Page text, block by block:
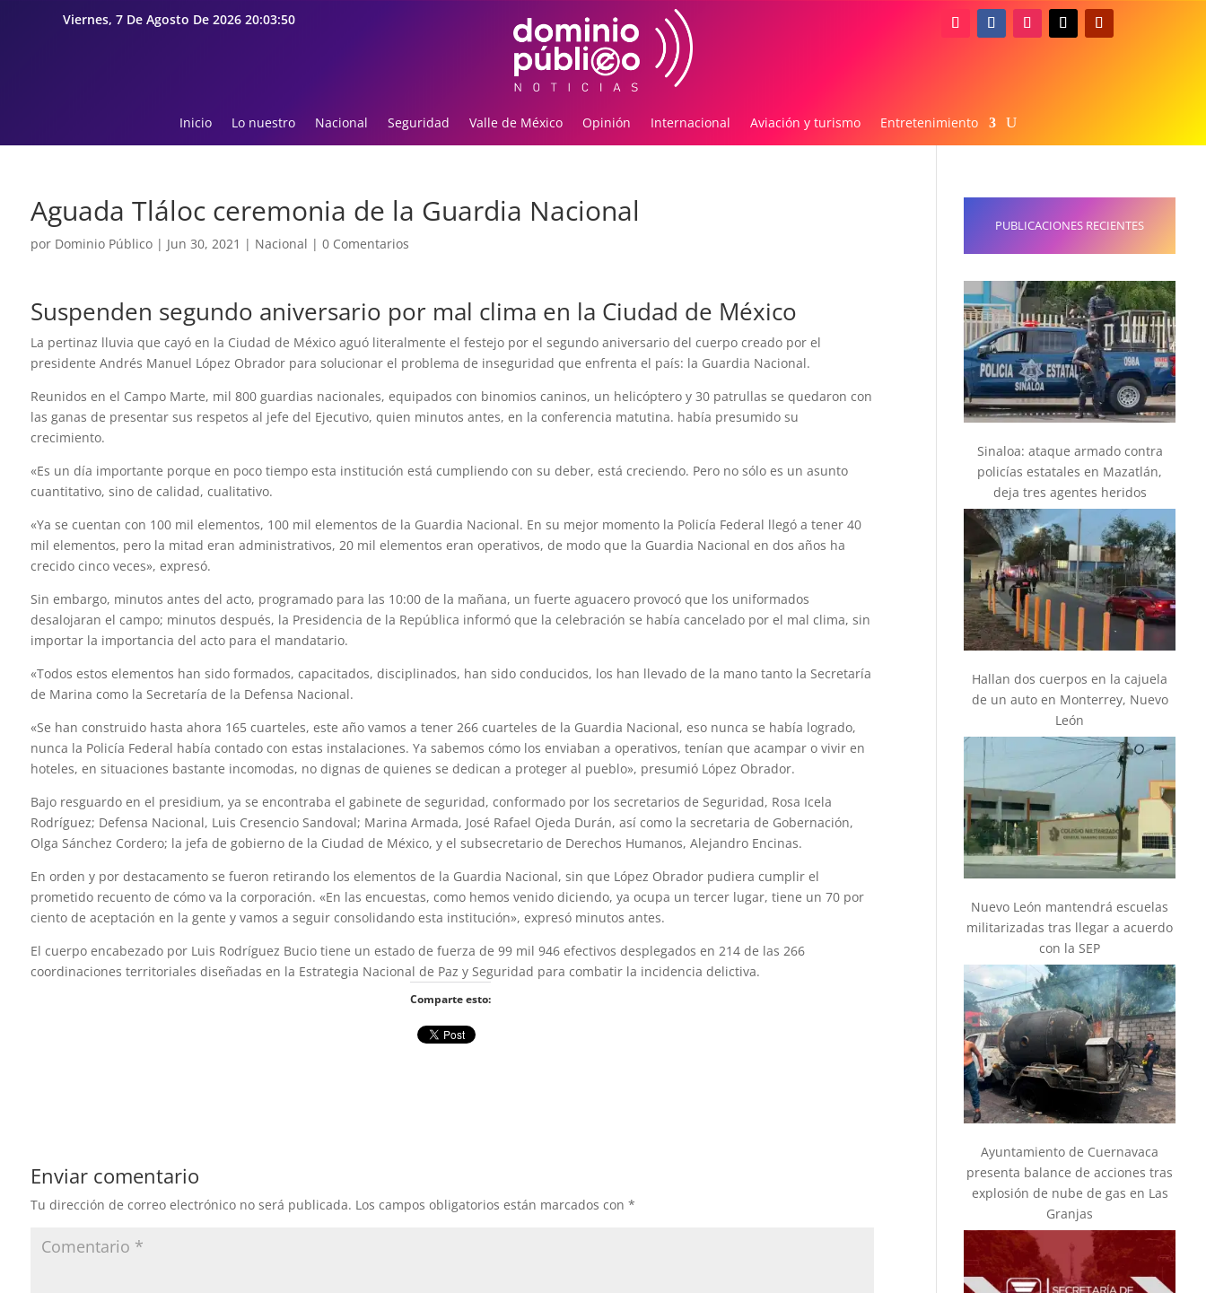
Viernes, 7 De Agosto De 2026 20:03:50
Inicio Lo nuestro Nacional Seguridad Valle de México Opinión Internacional Aviación y turismo Entretenimiento
Aguada Tláloc ceremonia de la Guardia Nacional
por Dominio Público| Jun 30, 2021 | Nacional | 0 Comentarios
Suspenden segundo aniversario por mal clima en la Ciudad de México
La pertinaz lluvia que cayó en la Ciudad de México aguó literalmente el festejo por el segundo aniversario del cuerpo creado por el
presidente Andrés Manuel López Obrador para solucionar el problema de inseguridad que enfrenta el país: la Guardia Nacional.
Reunidos en el Campo Marte, mil 800 guardias nacionales, equipados con binomios caninos, un helicóptero y 30 patrullas se quedaron con
las ganas de presentar sus respetos al jefe del Ejecutivo, quien minutos antes, en la conferencia matutina. había presumido su
crecimiento.
«Es un día importante porque en poco tiempo esta institución está cumpliendo con su deber, está creciendo. Pero no sólo es un asunto
cuantitativo, sino de calidad, cualitativo.
«Ya se cuentan con 100 mil elementos, 100 mil elementos de la Guardia Nacional. En su mejor momento la Policía Federal llegó a tener 40
mil elementos, pero la mitad eran administrativos, 20 mil elementos eran operativos, de modo que la Guardia Nacional en dos años ha
crecido cinco veces», expresó.
Sin embargo, minutos antes del acto, programado para las 10:00 de la mañana, un fuerte aguacero provocó que los uniformados
desalojaran el campo; minutos después, la Presidencia de la República informó que la celebración se había cancelado por el mal clima, sin
importar la importancia del acto para el mandatario.
«Todos estos elementos han sido formados, capacitados, disciplinados, han sido conducidos, los han llevado de la mano tanto la Secretaría
de Marina como la Secretaría de la Defensa Nacional.
«Se han construido hasta ahora 165 cuarteles, este año vamos a tener 266 cuarteles de la Guardia Nacional, eso nunca se había logrado,
nunca la Policía Federal había contado con estas instalaciones. Ya sabemos cómo los enviaban a operativos, tenían que acampar o vivir en
hoteles, en situaciones bastante incomodas, no dignas de quienes se dedican a proteger al pueblo», presumió López Obrador.
Bajo resguardo en el presidium, ya se encontraba el gabinete de seguridad, conformado por los secretarios de Seguridad, Rosa Icela
Rodríguez; Defensa Nacional, Luis Cresencio Sandoval; Marina Armada, José Rafael Ojeda Durán, así como la secretaria de Gobernación,
Olga Sánchez Cordero; la jefa de gobierno de la Ciudad de México, y el subsecretario de Derechos Humanos, Alejandro Encinas.
En orden y por destacamento se fueron retirando los elementos de la Guardia Nacional, sin que López Obrador pudiera cumplir el
prometido recuento de cómo va la corporación. «En las encuestas, como hemos venido diciendo, ya ocupa un tercer lugar, tiene un 70 por
ciento de aceptación en la gente y vamos a seguir consolidando esta institución», expresó minutos antes.
El cuerpo encabezado por Luis Rodríguez Bucio tiene un estado de fuerza de 99 mil 946 efectivos desplegados en 214 de las 266
coordinaciones territoriales diseñadas en la Estrategia Nacional de Paz y Seguridad para combatir la incidencia delictiva.
Comparte esto:
Enviar comentario
Tu dirección de correo electrónico no será publicada. Los campos obligatorios están marcados con *
PUBLICACIONES RECIENTES
Sinaloa: ataque armado contra
policías estatales en Mazatlán,
deja tres agentes heridos
Hallan dos cuerpos en la cajuela
de un auto en Monterrey, Nuevo
León
Nuevo León mantendrá escuelas
militarizadas tras llegar a acuerdo
con la SEP
Ayuntamiento de Cuernavaca
presenta balance de acciones tras
explosión de nube de gas en Las
Granjas